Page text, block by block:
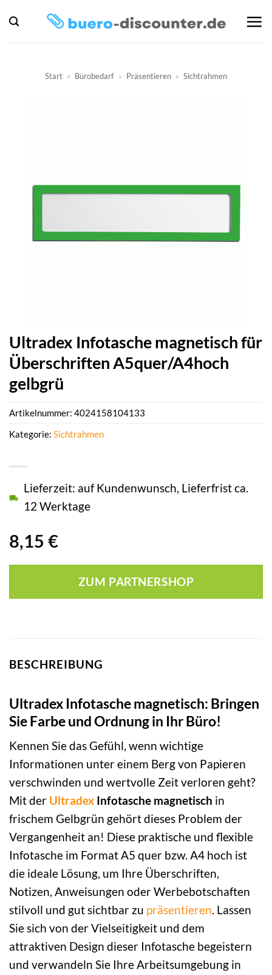
Inhalt
springen
Start » Bürobedarf » Präsentieren » Sichtrahmen
Ultradex Infotasche magnetisch für
Überschriften A5quer/A4hoch
gelbgrü
8,15 €
Lieferzeit: auf Kundenwunsch, Lieferfrist ca.
12 Werktage
ZUM PARTNERSHOP
Artikelnummer: 4024158104133
Kategorie: Sichtrahmen
BESCHREIBUNG
Ultradex Infotasche magnetisch: Bringen
Sie Farbe und Ordnung in Ihr Büro!
Kennen Sie das Gefühl, wenn wichtige
Informationen unter einem Berg von Papieren
verschwinden und wertvolle Zeit verloren geht?
Mit der Ultradex Infotasche magnetisch in
frischem Gelbgrün gehört dieses Problem der
Vergangenheit an! Diese praktische und flexible
Infotasche im Format A5 quer bzw. A4 hoch ist
die ideale Lösung, um Ihre Überschriften,
Notizen, Anweisungen oder Werbebotschaften
stilvoll und gut sichtbar zu präsentieren. Lassen
Sie sich von der Vielseitigkeit und dem
attraktiven Design dieser Infotasche begeistern
und verwandeln Sie Ihre Arbeitsumgebung in